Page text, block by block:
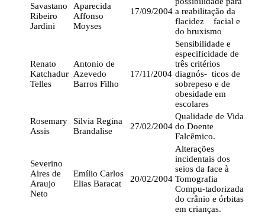
Savastano
Ribeiro
Jardini
Aparecida
Affonso
Moyses
17/09/2004 a reabilitação da
flacidez facial e
do bruxismo
Renato
Katchadur
Telles
Antonio de
Azevedo
Barros Filho
17/11/2004
Sensibilidade e
especificidade de
três critérios
diagnós- ticos de
sobrepeso e de
obesidade em
escolares
Rosemary
Assis
Silvia Regina
Brandalise
27/02/2004
Qualidade de Vida
do Doente
Falcêmico.
Severino
Aires de
Araujo
Neto
Emílio Carlos
Elias Baracat
20/02/2004
Alterações
incidentais dos
seios da face à
Tomografia
Compu-tadorizada
do crânio e órbitas
em crianças.